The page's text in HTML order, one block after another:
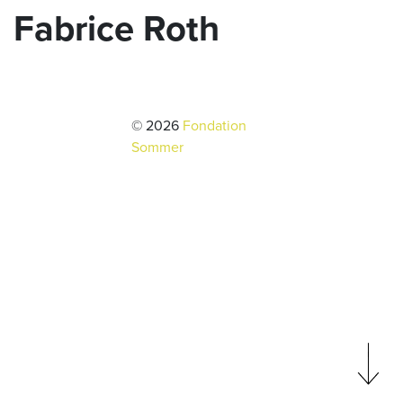
Fabrice Roth
© 2026 Fondation
Sommer